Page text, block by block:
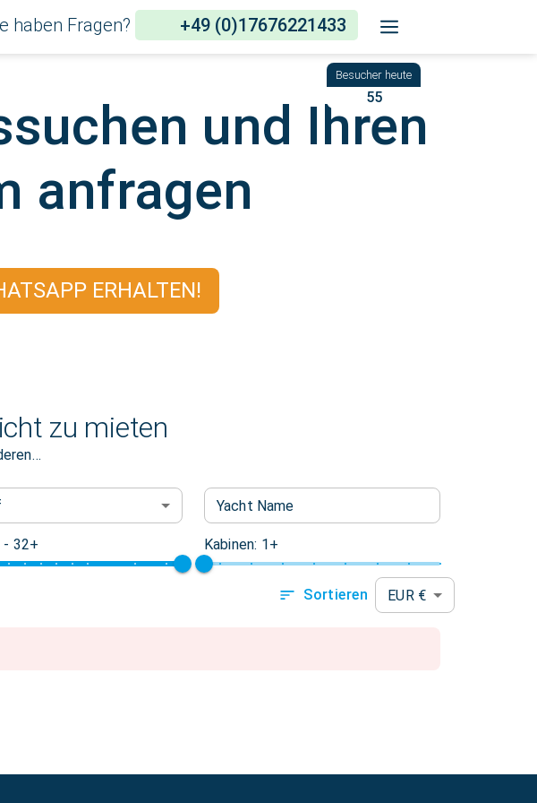
haben Fragen? +49 (0)17676221433
55
und Ihren
anfragen
ERHALTEN!